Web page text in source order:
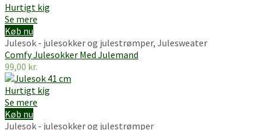
Hurtigt kig
Se mere
Køb nu
Julesok - julesokker og julestrømper, Julesweater
Comfy Julesokker Med Julemand
99,00 kr.
Hurtigt kig
Se mere
Køb nu
Julesok - julesokker og julestrømper